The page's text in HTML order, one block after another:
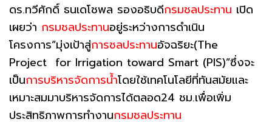
ดร.ทวีศักดิ์ ธนเดโชพล รองอธิบดีกรมชลประทาน เปิด
เผยว่า กรมชลประทานอยู่ระหว่างการดำเนิน
โครงการ”มุ่งเป้าสู่การชลประทานอัจฉริยะ(The
Project for Irrigation toward Smart (PIS)”ซึ่งจะ
เป็นการบริหารจัดการน้ำโดยใช้เทคโนโลยีที่ทันสมัยและ
เหมาะสมมาบริหารจัดการได้ตลอด24 ชม.เพื่อเพิ่ม
ประสิทธิภาพการทำงานกรมชลประทาน